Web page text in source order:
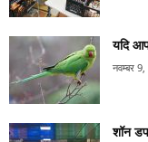
यदि
नवम्बर
शॉन